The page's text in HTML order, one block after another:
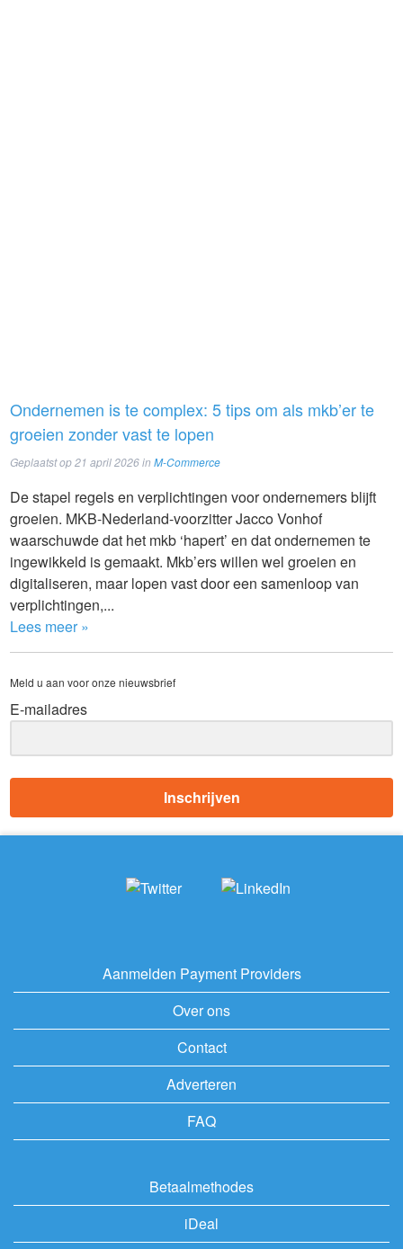
Ondernemen is te complex: 5 tips om als mkb’er te
groeien zonder vast te lopen
Geplaatst op21 april 2026inM-Commerce
De stapel regels en verplichtingen voor ondernemers blijft
groeien. MKB-Nederland-voorzitter Jacco Vonhof
waarschuwde dat het mkb ‘hapert’ en dat ondernemen te
ingewikkeld is gemaakt. Mkb’ers willen wel groeien en
digitaliseren, maar lopen vast door een samenloop van
verplichtingen,...
Lees meer »
Meld u aan voor onze nieuwsbrief
E-mailadres
Inschrijven
Aanmelden Payment Providers
Over ons
Contact
Adverteren
FAQ
Betaalmethodes
iDeal